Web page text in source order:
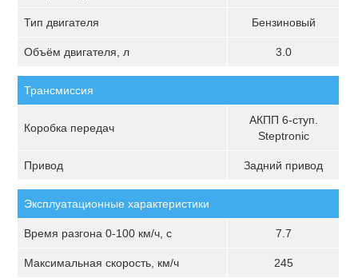
Тип двигателя Бензиновый
Объём двигателя, л 3.0
Трансмиссия
Коробка передач
АКПП 6-ступ.
Steptronic
Привод Задний привод
Эксплуатационные характеристики
Время разгона 0-100 км/ч, с 7.7
Максимальная скорость, км/ч 245